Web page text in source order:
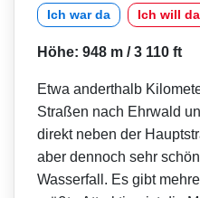
Ich war da Ich will
Höhe: 948 m / 3 110 ft
Etwa anderthalb
Straßen nach Ehrwald
direkt neben der
aber dennoch sehr
Wasserfall. Es gibt